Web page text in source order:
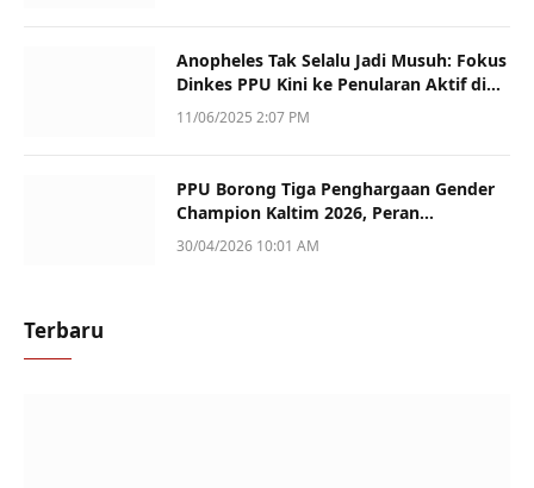
Anopheles Tak Selalu Jadi Musuh: Fokus
Dinkes PPU Kini ke Penularan Aktif di
Sotek
11/06/2025 2:07 PM
PPU Borong Tiga Penghargaan Gender
Champion Kaltim 2026, Peran
Perempuan Jadi Sorotan
30/04/2026 10:01 AM
Terbaru